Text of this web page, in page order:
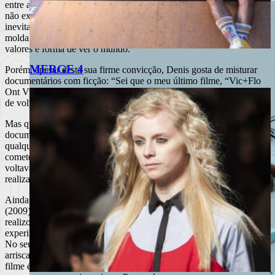
MERGE 4
entre a ficção e os documentários, Denis explicou-nos que, para si,
não existem documentários, na medida em que qualquer realizador,
inevitavelmente, ao fazer certas escolhas em detrimento de outras,
molda a realidade de acordo com a sua personalidade, educação,
valores e forma de ver o mundo.
Porém, apesar desta sua firme convicção, Denis gosta de misturar
documentários com ficção: “Sei que o meu último filme, “Vic+Flo
Ont Vu Un Ours”, é ficção na sua totalidade, mas não me importo
de voltar aos documentários e vice-versa.”.
Mas quer se trate de uma curta-metragem, de ficção, de um
documentário ou de uma mistura, Denis não se arrepende de
qualquer um dos seus filmes. Contudo, reconhece os erros que
cometeu em alguns dos filmes que já realizou e, nesse sentido, não
voltava a repeti-los, pois procura crescer em cada trabalho enquanto
realizador, que é o que quer ser para o resto da sua vida.
Ainda assim, considera-se realmente orgulhoso de “Carcasses”
(2009), que não considera ser o melhor dos seus filmes, mas que
realizou apenas com o apoio de mais três pessoas e no qual
experimentou coisas que pensa que não vai voltar a experimentar.
No seu entender, trata-se de um filme “selvagem” e “muito
arriscado”. No entanto, Denis crê que para a audiência o seu melhor
filme é, precisamente, o seu “bebé”, “Vic+Flo Ont Vu Un Ours”,